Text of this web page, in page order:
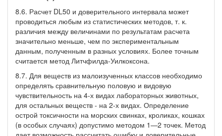
8.6. Расчет DL50 и доверительного интервала может
проводиться любым из статистических методов, т. к.
различия между величинами по результатам расчета
значительно меньше, чем по экспериментальным
данным, полученным в разных условиях. Более точным
считается метод Литчфилда-Уилкоксона.
8.7. Для веществ из малоизученных классов необходимо
определять сравнительную половую и видовую
чувствительность на 4-х видах лабораторных животных,
для остальных веществ - на 2-х видах. Определение
острой токсичности на морских свинках, кроликах, кошках
(в особых случаях) допустимо методом 1—2 точек. Метод